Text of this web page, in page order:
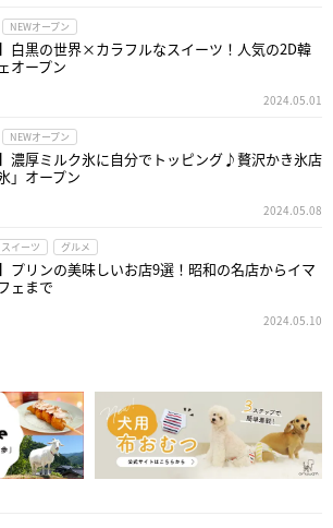
NEWオープン
】白黒の世界×カラフルなスイーツ！人気の2D韓
オープン
2024.05.01
NEWオープン
】濃厚ミルク氷に自分でトッピング♪贅沢かき氷店
」オープン
2024.05.08
イーツ グルメ
】プリンの美味しいお店9選！昭和の名店からイマ
ェまで
2024.05.10